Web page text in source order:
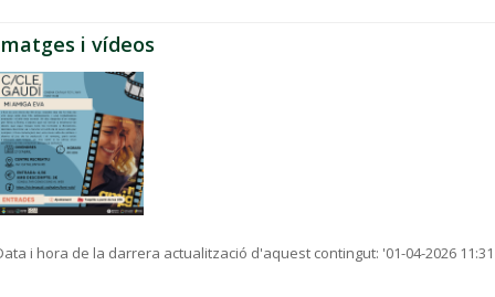
i vídeos
i hora de la darrera actualització d'aquest contingut: '01-04-2026 11:31